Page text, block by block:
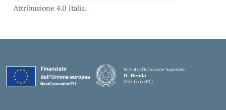
Attribuzione 4.0 Italia.
Istituto d'Istruzione Superiore
G. Renda
Polistena (RC)